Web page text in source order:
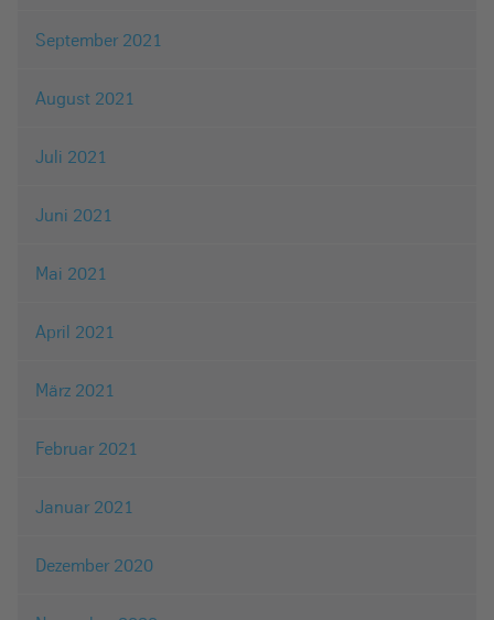
September 2021
August 2021
Juli 2021
Juni 2021
Mai 2021
April 2021
März 2021
Februar 2021
Januar 2021
Dezember 2020